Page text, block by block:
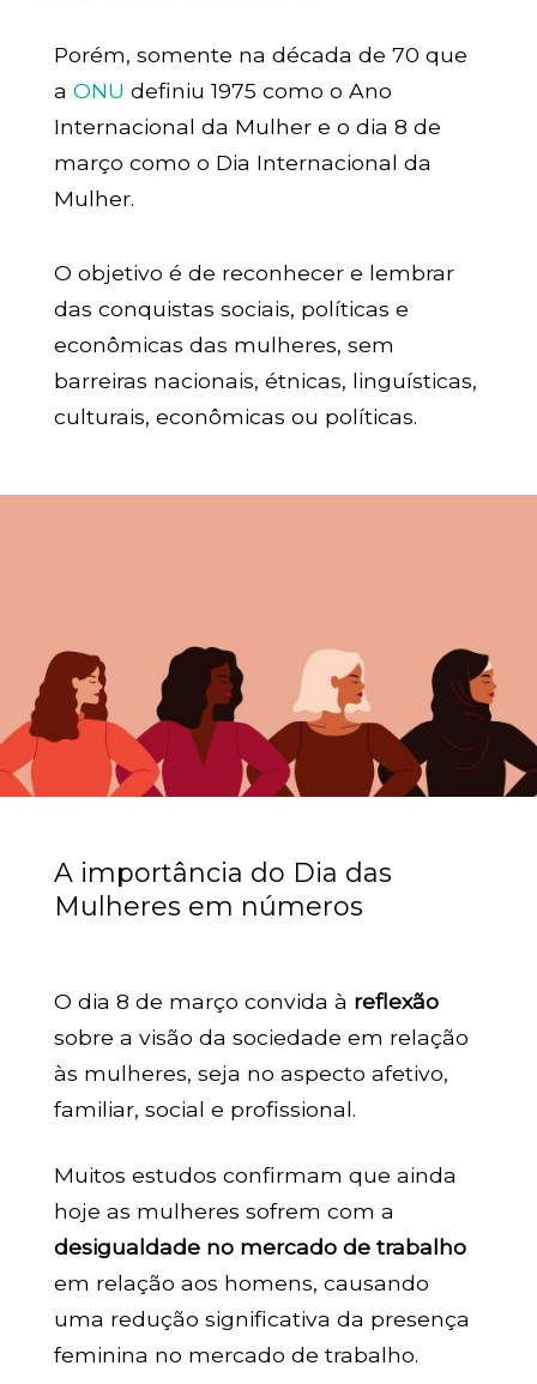
Porém, somente na década de 70 que
a ONU definiu 1975 como o Ano
Internacional da Mulher e o dia 8 de
março como o Dia Internacional da
Mulher.
O objetivo é de reconhecer e lembrar
das conquistas sociais, políticas e
econômicas das mulheres, sem
barreiras nacionais, étnicas, linguísticas,
culturais, econômicas ou políticas.
A importância do Dia das
Mulheres em números
O dia 8 de março convida à reflexão
sobre a visão da sociedade em relação
às mulheres, seja no aspecto afetivo,
familiar, social e profissional.
Muitos estudos confirmam que ainda
hoje as mulheres sofrem com a
desigualdade no mercado de trabalho
em relação aos homens, causando
uma redução significativa da presença
feminina no mercado de trabalho.